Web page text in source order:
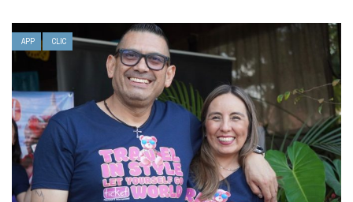
APP CLIC